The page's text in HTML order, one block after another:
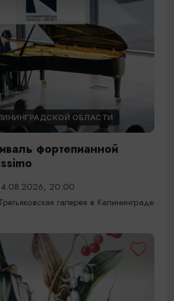
ОБЛАСТИ
фортепианной
20:00
галерея в Калининграде